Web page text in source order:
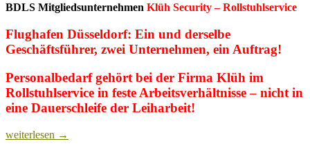
BDLS Mitgliedsunternehmen Klüh Security – Rollstuhlservice
Flughafen Düsseldorf: Ein und derselbe
Geschäftsführer, zwei Unternehmen, ein Auftrag!
Personalbedarf gehört bei der Firma Klüh im
Rollstuhlservice in feste Arbeitsverhältnisse – nicht in
eine Dauerschleife der Leiharbeit!
Flughafen
weiterlesen →